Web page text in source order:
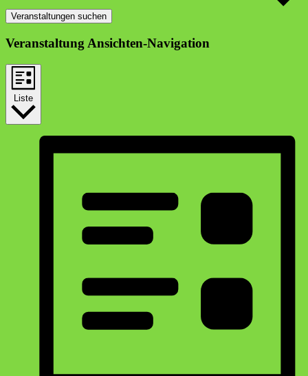
Veranstaltungen suchen
Veranstaltung Ansichten-Navigation
Liste